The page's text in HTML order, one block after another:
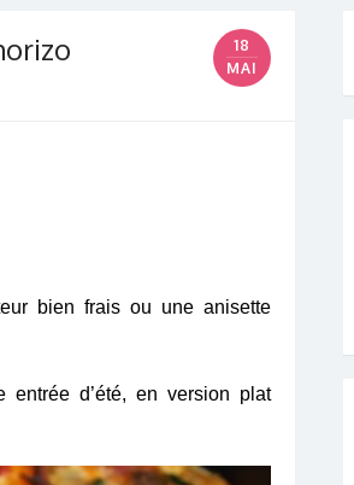
18
MAI
bien frais ou une anisette
d’été, en version plat